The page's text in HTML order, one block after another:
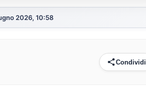
2026, 10:58
Condividi